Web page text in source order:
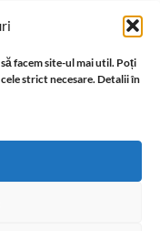
facem site-ul mai util. Poți
strict necesare. Detalii în